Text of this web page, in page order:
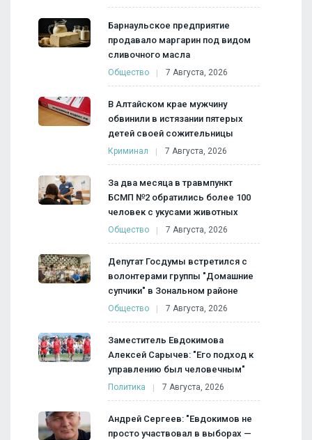
Барнаульское предприятие
продавало маргарин под видом
сливочного масла
Общество 7 Августа, 2026
В Алтайском крае мужчину
обвинили в истязании пятерых
детей своей сожительницы
Криминал 7 Августа, 2026
За два месяца в травмпункт
БСМП №2 обратились более 100
человек с укусами животных
Общество 7 Августа, 2026
Депутат Госдумы встретился с
волонтерами группы "Домашние
супчики" в Зональном районе
Общество 7 Августа, 2026
Заместитель Евдокимова
Алексей Сарычев: "Его подход к
управлению был человечным"
Политика 7 Августа, 2026
Андрей Сергеев: "Евдокимов не
просто участвовал в выборах —